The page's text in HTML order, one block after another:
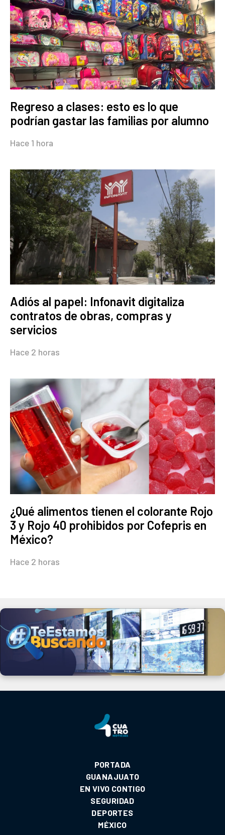
Regreso a clases: esto es lo que
podrían gastar las familias por alumno
Hace 1 hora
Adiós al papel: Infonavit digitaliza
contratos de obras, compras y
servicios
Hace 2 horas
¿Qué alimentos tienen el colorante Rojo
3 y Rojo 40 prohibidos por Cofepris en
México?
Hace 2 horas
PORTADA
GUANAJUATO
EN VIVO CONTIGO
SEGURIDAD
DEPORTES
MÉXICO